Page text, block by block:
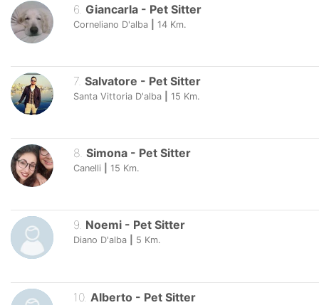
6 Giancarla - Pet Sitter
Corneliano D'alba 14 Km.
7. Salvatore - Pet Sitter
Santa Vittoria D'alba 15 Km.
8. Simona - Pet Sitter
Canelli 15 Km.
9. Noemi - Pet Sitter
Diano D'alba 5 Km.
10. Alberto - Pet Sitter